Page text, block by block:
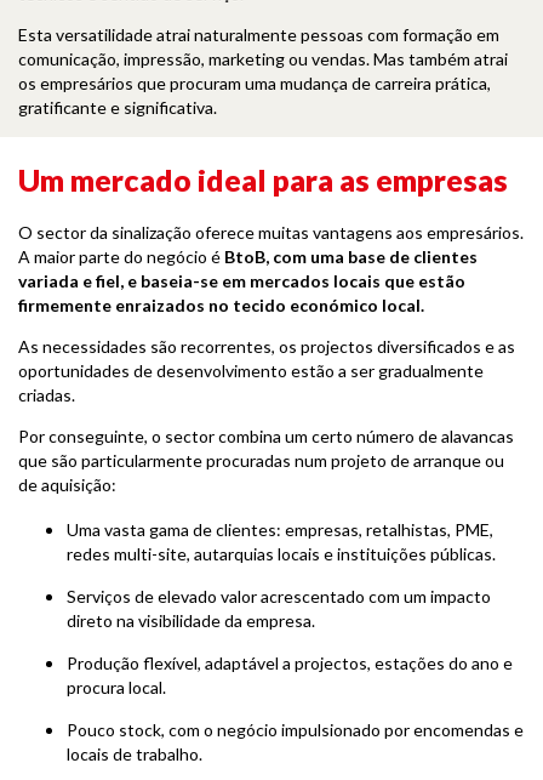
Esta versatilidade atrai naturalmente pessoas com formação em
comunicação, impressão, marketing ou vendas. Mas também atrai
os empresários que procuram uma mudança de carreira prática,
gratificante e significativa.
Um mercado ideal para as empresas
O sector da sinalização oferece muitas vantagens aos empresários.
A maior parte do negócio é BtoB, com uma base de clientes
variada e fiel, e baseia-se em mercados locais que estão
firmemente enraizados no tecido económico local.
As necessidades são recorrentes, os projectos diversificados e as
oportunidades de desenvolvimento estão a ser gradualmente
criadas.
Por conseguinte, o sector combina um certo número de alavancas
que são particularmente procuradas num projeto de arranque ou
de aquisição:
Uma vasta gama de clientes: empresas, retalhistas, PME,
redes multi-site, autarquias locais e instituições públicas.
Serviços de elevado valor acrescentado com um impacto
direto na visibilidade da empresa.
Produção flexível, adaptável a projectos, estações do ano e
procura local.
Pouco stock, com o negócio impulsionado por encomendas e
locais de trabalho.